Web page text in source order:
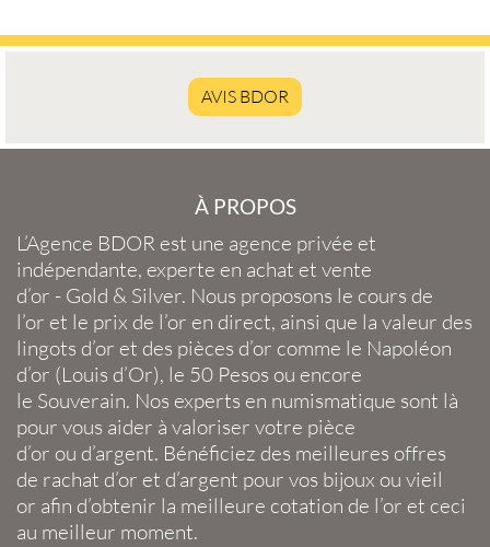
AVIS BDOR
À PROPOS
L’Agence BDOR est une agence privée et
indépendante, experte en achat et vente
d’or - Gold & Silver. Nous proposons le cours de
l’or et le prix de l’or en direct, ainsi que la valeur des
lingots d’or et des pièces d’or comme le Napoléon
d’or (Louis d’Or), le 50 Pesos ou encore
le Souverain. Nos experts en numismatique sont là
pour vous aider à valoriser votre pièce
d’or ou d’argent. Bénéficiez des meilleures offres
de rachat d’or et d’argent pour vos bijoux ou vieil
or afin d’obtenir la meilleure cotation de l’or et ceci
au meilleur moment.